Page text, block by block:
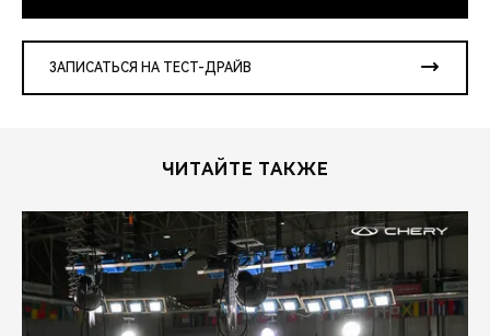
ЗАПИСАТЬСЯ НА ТЕСТ-ДРАЙВ
ЧИТАЙТЕ ТАКЖЕ